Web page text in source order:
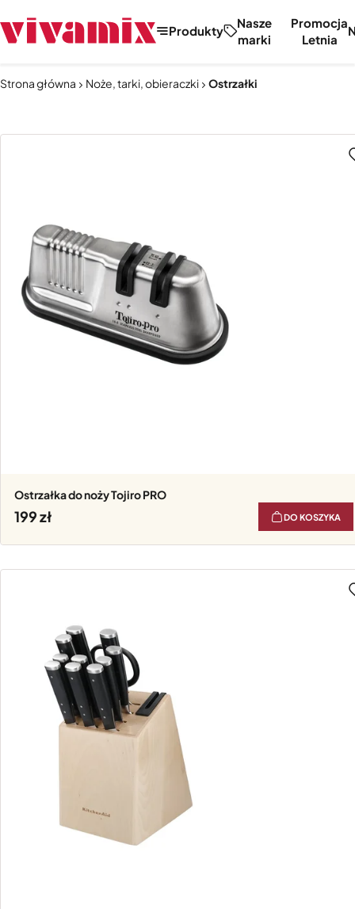
Produkty
Nasze
marki
Promocja
Letnia
Strona główna Noże, tarki, obieraczki Ostrzałki
Ostrzałka do noży Tojiro PRO
199 DO KOSZYKA